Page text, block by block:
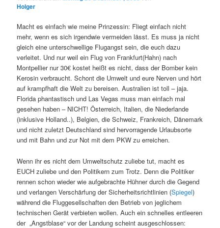
Holger
Macht es einfach wie meine Prinzessin: Fliegt einfach nicht
mehr, wenn es sich irgendwie vermeiden lässt. Es muss ja nicht
gleich eine unterschwellige Flugangst sein, die euch dazu
verleitet. Und nur weil ein Flug von Frankfurt(Hahn) nach
Montpellier nur 30€ kostet heißt es nicht, dass der Bomber kein
Kerosin verbraucht. Schont die Umwelt und eure Nerven und hört
auf krampfhaft die Welt zu bereisen. Australien ist toll – jaja.
Florida phantastisch und Las Vegas muss man einfach mal
gesehen haben – NICHT! Österreich, Italien, die Niederlande
(inklusive Holland..), Belgien, die Schweiz, Frankreich, Dänemark
und nicht zuletzt Deutschland sind hervorragende Urlaubsorte
und mit Bahn und zur Not mit dem PKW zu erreichen.
Wenn ihr es nicht dem Umweltschutz zuliebe tut, macht es
EUCH zuliebe und den Politikern zum Trotz. Denn die Politiker
rennen schon wieder wie aufgebrachte Hühner durch die Gegend
und verlangen Verschärfung der Sicherheitsrichtlinien (Spiegel)
während die Fluggesellschaften den Betrieb von jeglichem
technischen Gerät verbieten wollen. Auch ein schnelles entleeren
der „Angstblase“ vor der Landung scheint ausgeschlossen: